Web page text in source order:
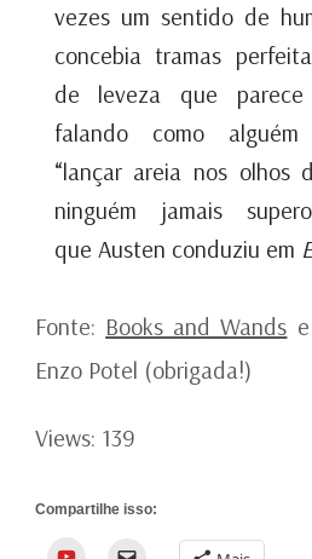
vezes um sentido de
concebia tramas
de leveza que
falando como
“lançar areia nos olhos
ninguém jamais
que Austen conduziu em
Fonte: Books and Wands
Enzo Potel (obrigada!)
Views: 139
Compartilhe isso:
YouTube